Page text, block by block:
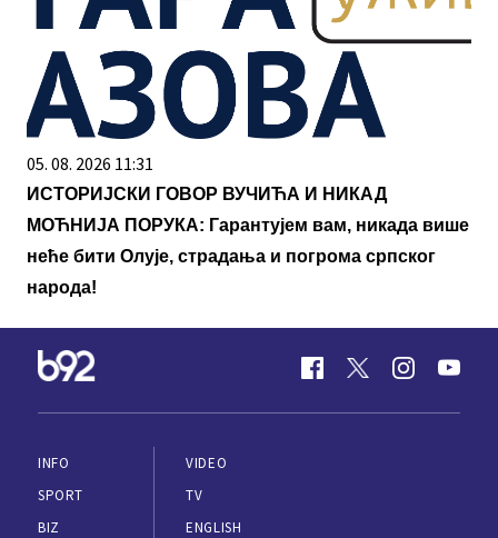
05. 08. 2026 11:31
ИСТОРИЈСКИ ГОВОР ВУЧИЋА И НИКАД
МОЋНИЈА ПОРУКА: Гарантујем вам, никада више
неће бити Олује, страдања и погрома српског
народа!
INFO
SPORT
BIZ
VIDEO
TV
ENGLISH